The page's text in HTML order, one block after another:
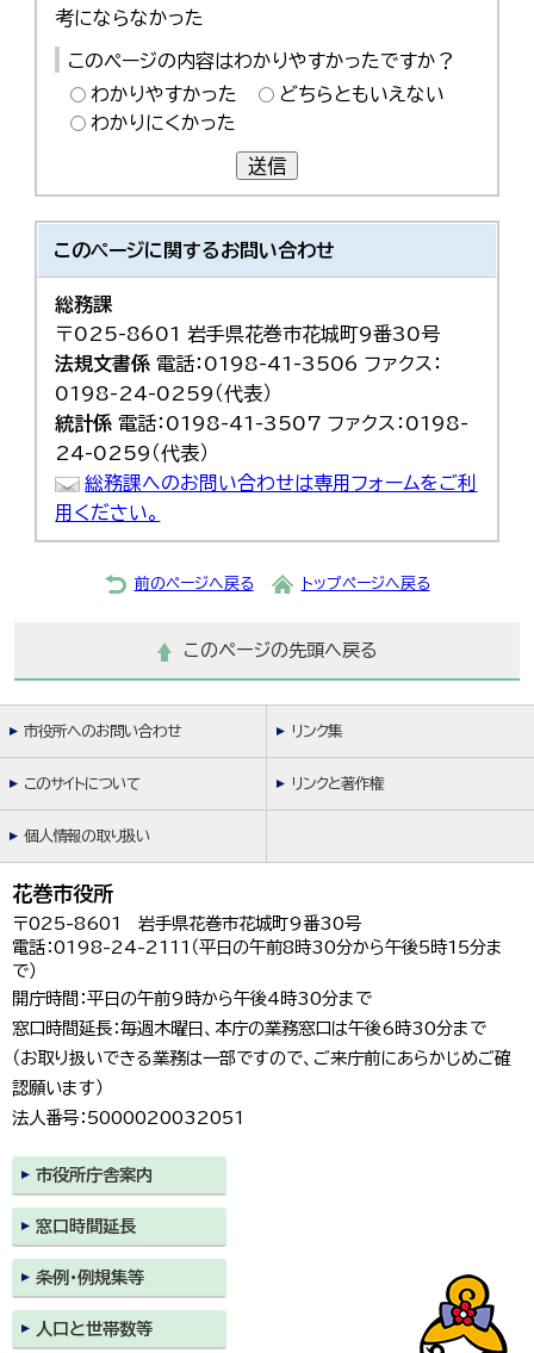
考にならなかった
このページの内容はわかりやすかったですか？
わかりやすかった
どちらともいえない
わかりにくかった
送信
このページに関するお問い合わせ
総務課
〒025-8601 岩手県花巻市花城町9番30号
法規文書係 電話：0198-41-3506 ファクス：
0198-24-0259（代表）
統計係 電話：0198-41-3507 ファクス：0198-
24-0259（代表）
総務課へのお問い合わせは専用フォームをご利
用ください。
前のページへ戻る トップページへ戻る
このページの先頭へ戻る
市役所へのお問い合わせ リンク集
このサイトについて リンクと著作権
個人情報の取り扱い
花巻市役所
〒025-8601 岩手県花巻市花城町9番30号
電話：0198-24-2111（平日の午前8時30分から午後5時15分ま
で）
開庁時間：平日の午前9時から午後4時30分まで
窓口時間延長：毎週木曜日、本庁の業務窓口は午後6時30分まで
（お取り扱いできる業務は一部ですので、ご来庁前にあらかじめご確
認願います）
法人番号：5000020032051
市役所庁舎案内
窓口時間延長
条例・例規集等
人口と世帯数等